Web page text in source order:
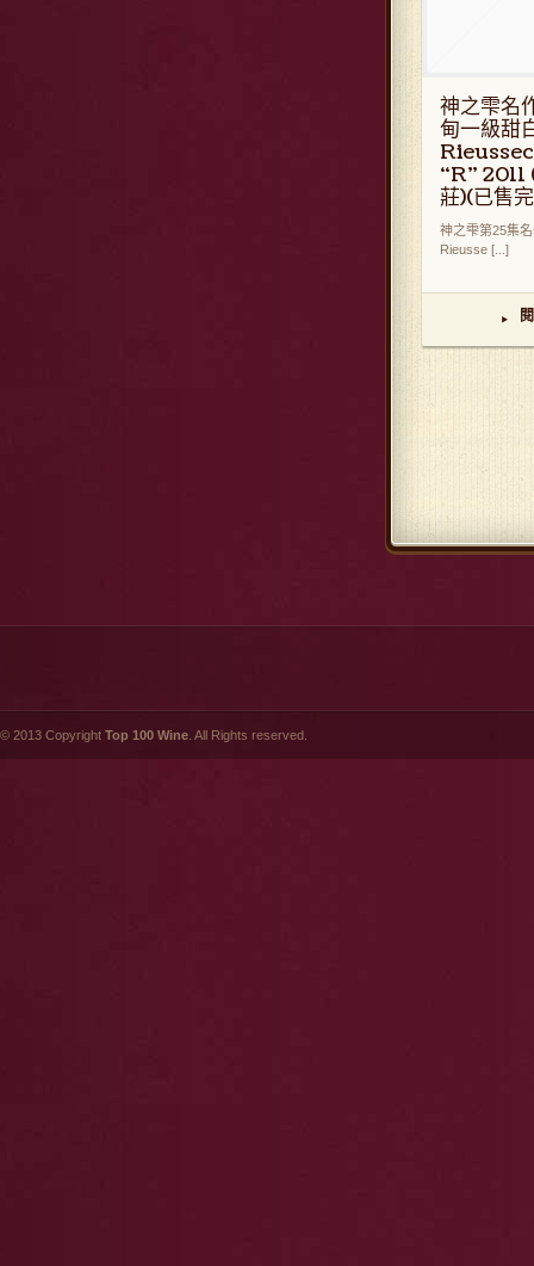
神之雫名
甸一級甜
“R" 2011
莊)(已售
神之雫第25集
Rieusse [...]
▸
© 2013 Copyright Top 100 Wine . All Rights reserved.